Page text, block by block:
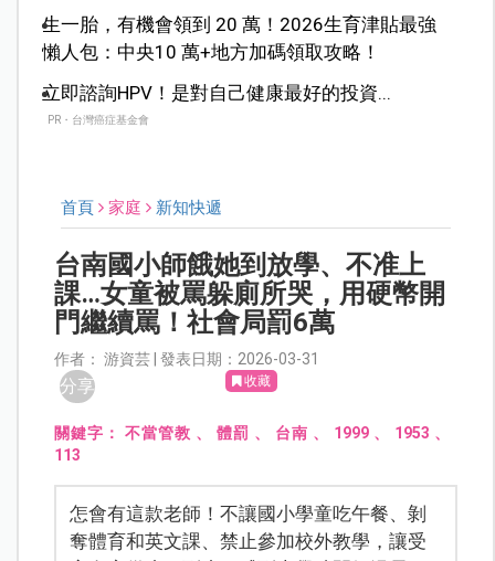
生一胎，有機會領到 20 萬！2026生育津貼最強
懶人包：中央10 萬+地方加碼領取攻略！
立即諮詢HPV！是對自己健康最好的投資...
PR・台灣癌症基金會
首頁 家庭 新知快遞
台南國小師餓她到放學、不准上
課…女童被罵躲廁所哭，用硬幣開
門繼續罵！社會局罰6萬
作者： 游資芸 | 發表日期：2026-03-31
分享 收藏
關鍵字：不當管教 、體罰 、 台南 、 1999、 1953 、
113
怎會有這款老師！不讓國小學童吃午餐、剝
奪體育和英文課、禁止參加校外教學，讓受